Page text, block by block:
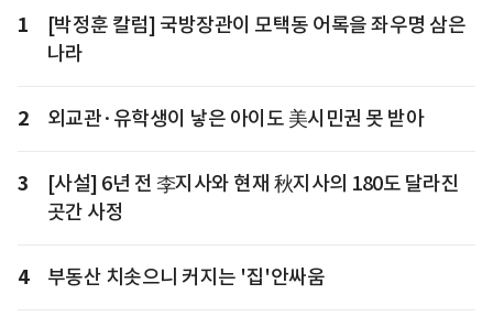
1
[박정훈 칼럼] 국방장관이 모택동 어록을 좌우명 삼은
나라
2 외교관·유학생이 낳은 아이도 美시민권 못 받아
3
[사설] 6년 전 李지사와 현재 秋지사의 180도 달라진
곳간 사정
4 부동산 치솟으니 커지는 '집'안싸움